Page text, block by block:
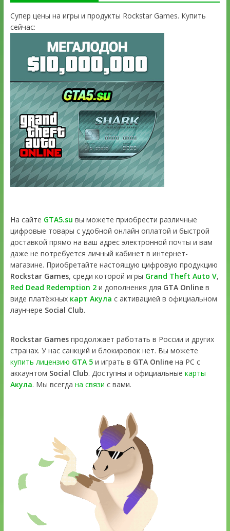
Супер цены на игры и продукты Rockstar Games. Купить
сейчас:
На сайте GTA5.su вы можете приобрести различные
цифровые товары с удобной онлайн оплатой и быстрой
доставкой прямо на ваш адрес электронной почты и вам
даже не потребуется личный кабинет в интернет-
магазине. Приобретайте настоящую цифровую продукцию
Rockstar Games, среди которой игры Grand Theft Auto V,
Red Dead Redemption 2и дополнения для GTA Onlineв
виде платёжных карт Акула с активацией в официальном
лаунчере Social Club.
Rockstar Gamesпродолжает работать в России и других
странах. У нас санкций и блокировок нет. Вы можете
купить лицензию GTA 5и играть в GTA Onlineна PC с
аккаунтом Social Club. Доступны и официальные карты
Акула. Мы всегда на связи с вами.